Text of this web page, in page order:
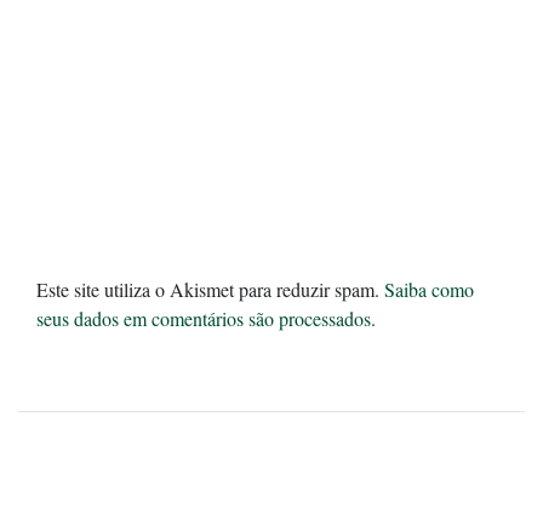
Este site utiliza o Akismet para reduzir spam. Saiba como
seus dados em comentários são processados.